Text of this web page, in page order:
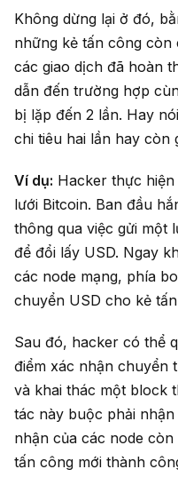
Không dừng lại ở đó,
những kẻ tấn công
các giao dịch đã hoàn
dẫn đến trường hợp
bị lặp đến 2 lần. Hay
chi tiêu hai lần hay còn
Ví dụ: Hacker thực
lưới Bitcoin. Ban đầu
thông qua việc gửi một
để đổi lấy USD. Ngay
các node mạng, phía
chuyển USD cho kẻ
Sau đó, hacker có thể
điểm xác nhận chuyển
và khai thác một block
tác này buộc phải
nhận của các node
tấn công mới thành